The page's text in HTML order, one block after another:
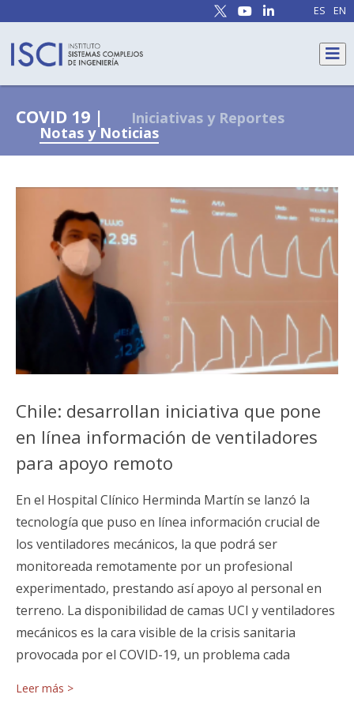
ES EN
COVID 19 | Iniciativas y Reportes
Notas y Noticias
Chile: desarrollan iniciativa que pone
en línea información de ventiladores
para apoyo remoto
En el Hospital Clínico Herminda Martín se lanzó la
tecnología que puso en línea información crucial de
los ventiladores mecánicos, la que podrá ser
monitoreada remotamente por un profesional
experimentado, prestando así apoyo al personal en
terreno. La disponibilidad de camas UCI y ventiladores
mecánicos es la cara visible de la crisis sanitaria
provocada por el COVID-19, un problema cada
Leer más >